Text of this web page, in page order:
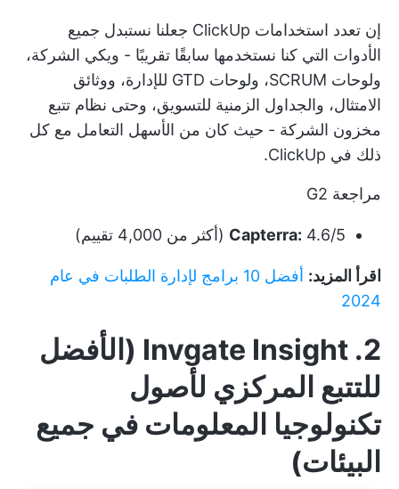
إن تعدد استخدامات ClickUp جعلنا نستبدل جميع
الأدوات التي كنا نستخدمها سابقًا تقريبًا - ويكي الشركة،
ولوحات SCRUM، ولوحات GTD للإدارة، ووثائق
الامتثال، والجداول الزمنية للتسويق، وحتى نظام تتبع
مخزون الشركة - حيث كان من الأسهل التعامل مع كل
ذلك في ClickUp.
مراجعة G2
Capterra: 4.6/5 (أكثر من 4,000 تقييم)
اقرأ المزيد:
أفضل 10 برامج لإدارة الطلبات في عام
2024
2. Invgate Insight (الأفضل
للتتبع المركزي لأصول
تكنولوجيا المعلومات في جميع
البيئات)